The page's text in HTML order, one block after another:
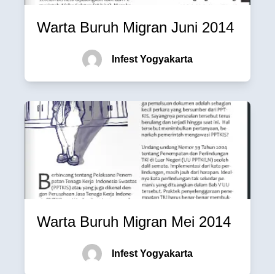
Warta Buruh Migran Juni 2014
Infest Yogyakarta
Warta Buruh Migran Mei 2014
Infest Yogyakarta